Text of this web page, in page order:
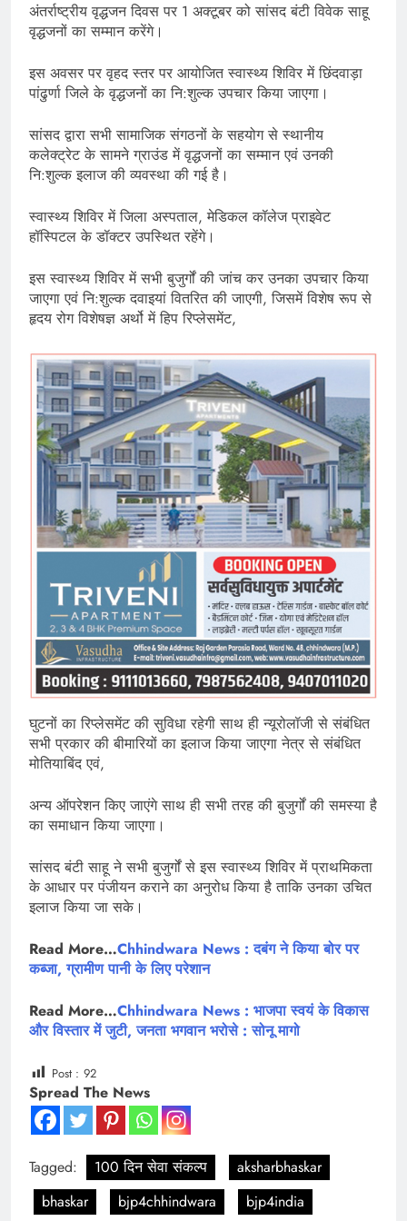
अंतर्राष्ट्रीय वृद्धजन दिवस पर 1 अक्टूबर को सांसद बंटी विवेक साहू
वृद्धजनों का सम्मान करेंगे।
इस अवसर पर वृहद स्तर पर आयोजित स्वास्थ्य शिविर में छिंदवाड़ा
पांढुर्णा जिले के वृद्धजनों का नि:शुल्क उपचार किया जाएगा।
सांसद द्वारा सभी सामाजिक संगठनों के सहयोग से स्थानीय
कलेक्ट्रेट के सामने ग्राउंड में वृद्धजनों का सम्मान एवं उनकी
नि:शुल्क इलाज की व्यवस्था की गई है।
स्वास्थ्य शिविर में जिला अस्पताल, मेडिकल कॉलेज प्राइवेट
हॉस्पिटल के डॉक्टर उपस्थित रहेंगे।
इस स्वास्थ्य शिविर में सभी बुजुर्गों की जांच कर उनका उपचार किया
जाएगा एवं नि:शुल्क दवाइयां वितरित की जाएगी, जिसमें विशेष रूप से
हृदय रोग विशेषज्ञ अर्थो में हिप रिप्लेसमेंट,
घुटनों का रिप्लेसमेंट की सुविधा रहेगी साथ ही न्यूरोलॉजी से संबंधित
सभी प्रकार की बीमारियों का इलाज किया जाएगा नेत्र से संबंधित
मोतियाबिंद एवं,
अन्य ऑपरेशन किए जाएंगे साथ ही सभी तरह की बुजुर्गों की समस्या है
का समाधान किया जाएगा।
सांसद बंटी साहू ने सभी बुजुर्गों से इस स्वास्थ्य शिविर में प्राथमिकता
के आधार पर पंजीयन कराने का अनुरोध किया है ताकि उनका उचित
इलाज किया जा सके।
Read More…Chhindwara News : दबंग ने किया बोर पर
कब्जा, ग्रामीण पानी के लिए परेशान
Read More…Chhindwara News : भाजपा स्वयं के विकास
और विस्तार में जुटी, जनता भगवान भरोसे : सोनू मागो
Post : 92
Spread The News
Tagged: 100 दिन सेवा संकल्प
aksharbhaskar
bhaskar
bjp4chhindwara
bjp4india